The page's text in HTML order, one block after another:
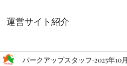
運営サイト紹介
パークアップスタッフ 2025年10